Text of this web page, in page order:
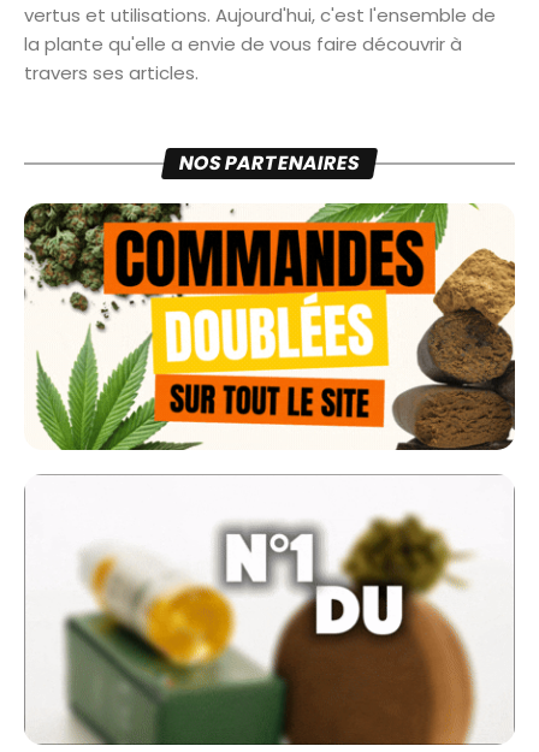
vertus et utilisations. Aujourd'hui, c'est l'ensemble de
la plante qu'elle a envie de vous faire découvrir à
travers ses articles.
NOS PARTENAIRES